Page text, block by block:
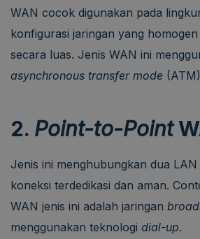
WAN cocok digunakan pada
konfigurasi jaringan yang
secara luas. Jenis WAN ini
asynchronous transfer mode
2. Point-to-Point
Jenis ini menghubungkan dua
koneksi terdedikasi dan aman.
WAN jenis ini adalah jaringan
menggunakan teknologi dial-up.